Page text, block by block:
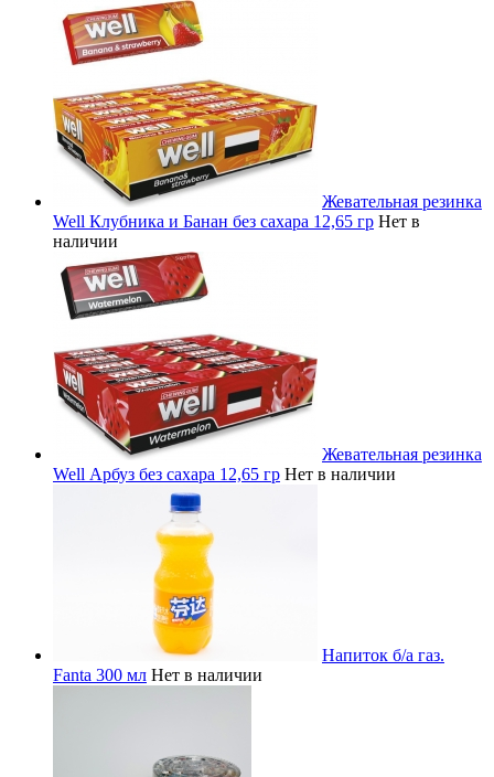
Жевательная резинка
Well Клубника и Банан без сахара 12,65 гр Нет в
наличии
Жевательная резинка
Well Арбуз без сахара 12,65 гр Нет в наличии
Напиток б/а газ.
Fanta 300 мл Нет в наличии